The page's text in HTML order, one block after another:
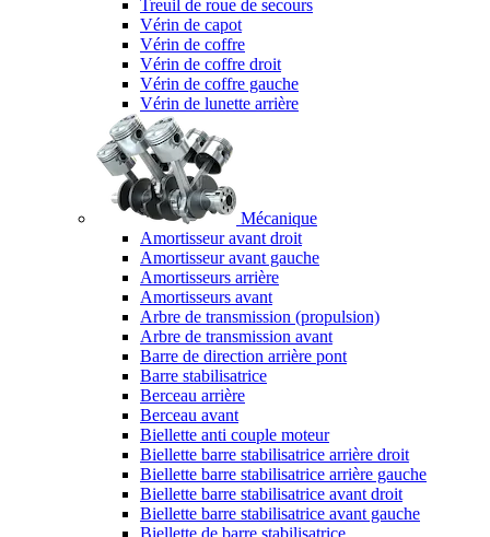
Treuil de roue de secours
Vérin de capot
Vérin de coffre
Vérin de coffre droit
Vérin de coffre gauche
Vérin de lunette arrière
Mécanique
Amortisseur avant droit
Amortisseur avant gauche
Amortisseurs arrière
Amortisseurs avant
Arbre de transmission (propulsion)
Arbre de transmission avant
Barre de direction arrière pont
Barre stabilisatrice
Berceau arrière
Berceau avant
Biellette anti couple moteur
Biellette barre stabilisatrice arrière droit
Biellette barre stabilisatrice arrière gauche
Biellette barre stabilisatrice avant droit
Biellette barre stabilisatrice avant gauche
Biellette de barre stabilisatrice